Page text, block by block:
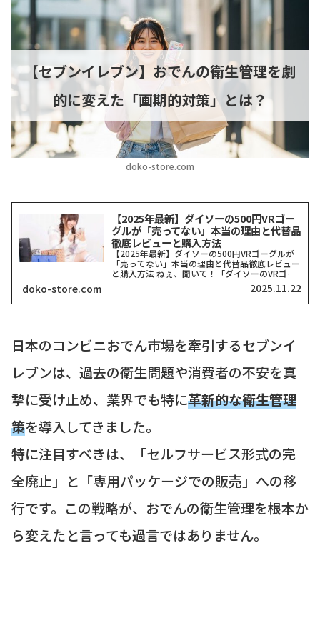
doko-store.com
【セブンイレブン】おでんの衛生管理を劇
的に変えた「画期的対策」とは？
【2025年最新】ダイソーの500円VRゴー
グルが「売ってない」本当の理由と代替品
徹底レビューと購入方法
【2025年最新】ダイソーの500円VRゴーグルが
「売ってない」本当の理由と代替品徹底レビュー
と購入方法 ねぇ、聞いて！「ダイソーのVRゴー
グル、どこにも売ってない！」って検索したそこ
のアナタ、同じ気持ちでここに来てくれましたよ
ね？一時期、...
doko-store.com 2025.11.22
日本のコンビニおでん市場を牽引するセブンイ
レブンは、過去の衛生問題や消費者の不安を真
摯に受け止め、業界でも特に革新的な衛生管理
策を導入してきました。
特に注目すべきは、「セルフサービス形式の完
全廃止」と「専用パッケージでの販売」への移
行です。この戦略が、おでんの衛生管理を根本か
ら変えたと言っても過言ではありません。